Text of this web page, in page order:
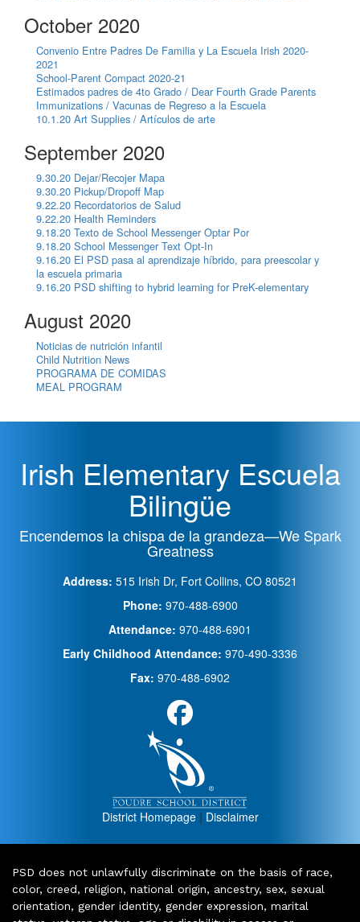
October 2020
Convenio Entre Padres De Familia y La Escuela Irish 2020-
2021
School-Parent Compact 2020-21
Estimados padres de 4to Grado / Dear Fourth Grade Parents
Immunizations / Vacunas de Regreso a la Escuela
10.1.20 Art Supplies / Artículos de arte
September 2020
9.30.20 Dejar/Recojer Mapa
9.30.20 Pickup/Dropoff Map
9.22.20 Recordatorios de Salud
9.22.20 Health Reminders
9.18.20 Texto de School Messenger Optar Por
9.18.20 School Messenger Text Opt-In
9.16.20 El PSD pasa al aprendizaje híbrido, para preescolar y
la escuela primaria
9.16.20 PSD shifting to hybrid learning for PreK-elementary
August 2020
Noticias de nutrición infantil
Child Nutrition News
PROGRAMA DE COMIDAS
MEAL PROGRAM
Irish Elementary Escuela
Bilingüe
Encendemos la chispa de la grandeza—We Spark
Greatness
Address: 515 Irish Dr, Fort Collins, CO 80521
Phone: 970-488-6900
Attendance: 970-488-6901
Early Childhood Attendance: 970-490-3336
Fax: 970-488-6902
District Homepage| Disclaimer
PSD does not unlawfully discriminate on the basis of race,
color, creed, religion, national origin, ancestry, sex, sexual
orientation, gender identity, gender expression, marital